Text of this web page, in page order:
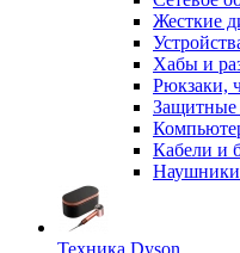
Жесткие
Хабы и
Рюкзаки,
Защитные
Кабели и
Техника Dyson